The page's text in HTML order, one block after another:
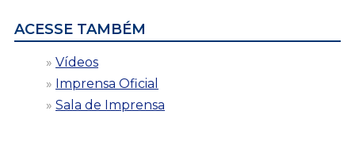
ACESSE TAMBÉM
Vídeos
Imprensa Oficial
Sala de Imprensa